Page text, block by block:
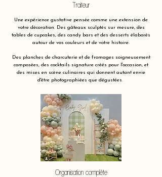
Traiteur
Une expérience gustative pensée comme une extension de
votre décoration. Des gâteaux sculptés sur mesure, des
tables de cupcakes, des candy bars et des desserts élaborés
autour de vos couleurs et de votre histoire.
Des planches de charcuterie et de fromages soigneusement
composées, des cocktails signature créés pour l'occasion, et
des mises en scène culinaires qui donnent autant envie
d'être photographiées que dégustées.
Organisation complète